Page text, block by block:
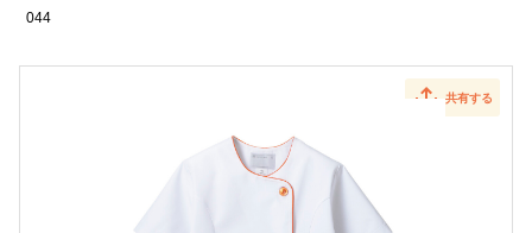
044
共有する